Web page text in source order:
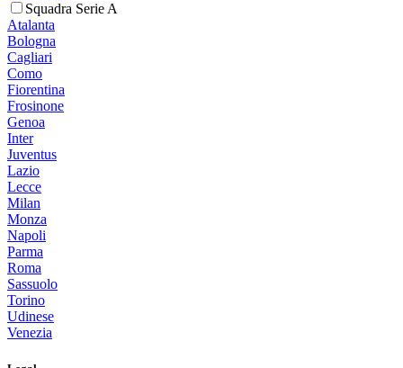
Squadra Serie A
Atalanta
Bologna
Cagliari
Como
Fiorentina
Frosinone
Genoa
Inter
Juventus
Lazio
Lecce
Milan
Monza
Napoli
Parma
Roma
Sassuolo
Torino
Udinese
Venezia